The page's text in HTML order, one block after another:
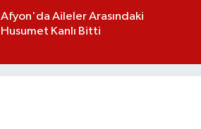
Afyon'da Aileler Arasındaki
Husumet Kanlı Bitti